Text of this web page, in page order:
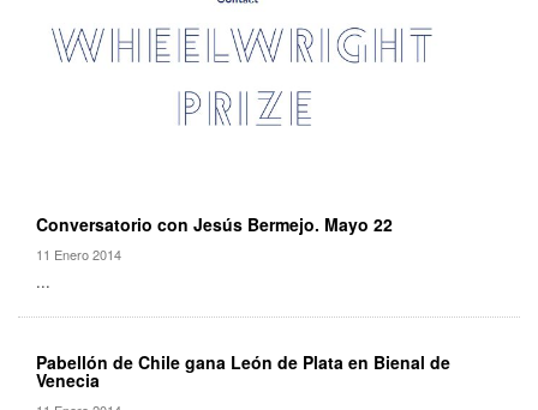
Conversatorio con Jesús Bermejo. Mayo 22
11 Enero 2014
...
Pabellón de Chile gana León de Plata en Bienal de
Venecia